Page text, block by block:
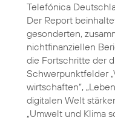
Telefónica
Der Report
gesonderten,
nichtfinanziellen
die Fortschritte der
Schwerpunktfelder
wirtschaften“,
digitalen Welt
„Umwelt und Klima